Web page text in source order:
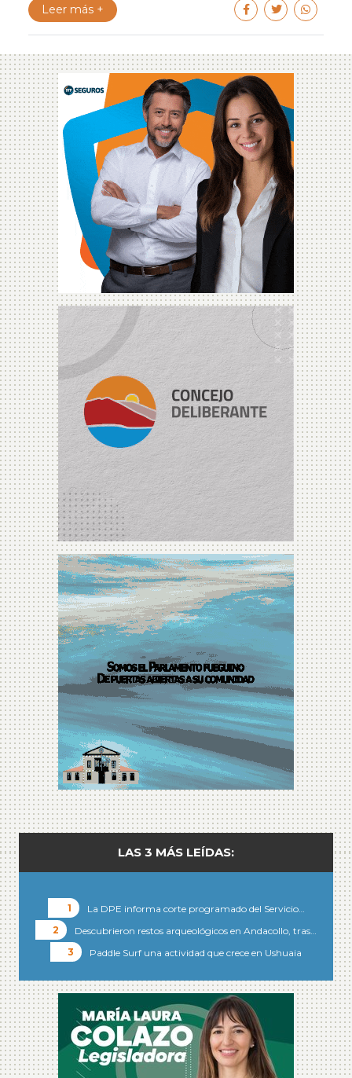
Leer más +
LAS 3 MÁS LEÍDAS:
La DPE informa corte programado del Servicio…
Descubrieron restos arqueológicos en Andacollo, tras…
Paddle Surf una actividad que crece en Ushuaia